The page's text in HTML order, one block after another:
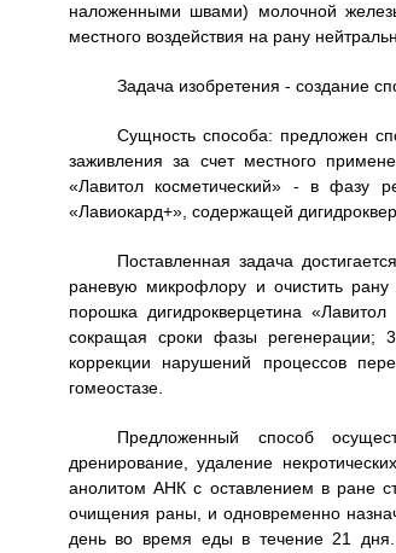
наложенными швами) молочной
местного воздействия на рану
Задача изобретения - создание
Сущность способа: предложен
заживления за счет местного
«Лавитол косметический» - в фазу
«Лавиокард+», содержащей
Поставленная задача
раневую микрофлору и очистить
порошка дигидрокверцетина
сокращая сроки фазы регенерации;
коррекции нарушений процессов
гомеостазе.
Предложенный способ
дренирование, удаление
анолитом АНК с оставлением в ране
очищения раны, и одновременно
день во время еды в течение 21